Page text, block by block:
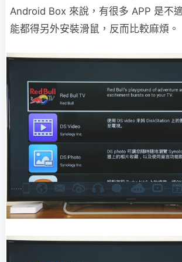
Android Box 來說，有很多 APP 是不
能都得另外安裝滑鼠，反而比較麻煩。